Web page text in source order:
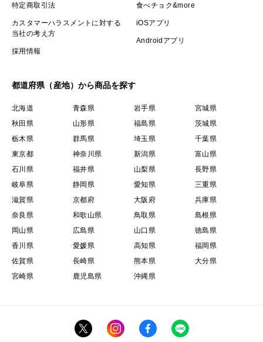
特定商取引法
カスタマーハラスメントに対する
当社の考え方
採用情報
食べチョク&more
iOSアプリ
Androidアプリ
都道府県（産地）から商品を探す
北海道 青森県 岩手県
宮城県
秋田県
山形県 福島県
茨城県
栃木県
群馬県 埼玉県
千葉県
東京都
神奈川県 新潟県
富山県
石川県
福井県 山梨県
長野県
岐阜県
静岡県 愛知県
三重県
滋賀県
京都府 大阪府
兵庫県
奈良県
和歌山県 鳥取県
島根県
岡山県
広島県 山口県
徳島県
香川県
愛媛県 高知県
福岡県
佐賀県
長崎県 熊本県
大分県
宮崎県
鹿児島県 沖縄県